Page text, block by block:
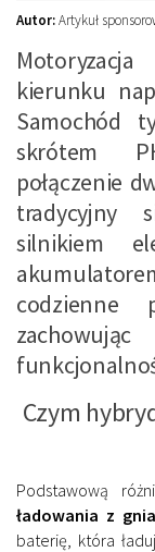
Autor:Artykuł
kierunku
Samochód
skrótem
połączenie
tradycyjny
silnikiem
codzienne
Czym
Podstawową
ładowania z
baterię, która